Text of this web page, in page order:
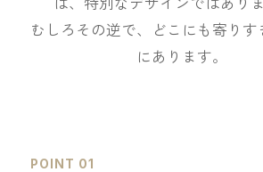
むしろその逆で、どこにも寄りす
にあります。
POINT 01